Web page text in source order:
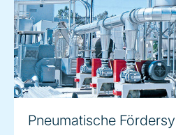
Pneumatische